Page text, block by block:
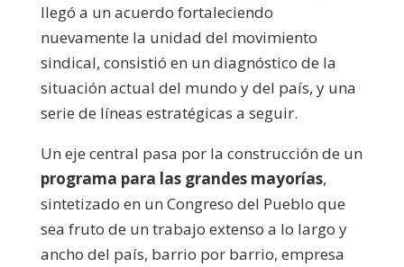
llegó a un acuerdo fortaleciendo
nuevamente la unidad del movimiento
sindical, consistió en un diagnóstico de la
situación actual del mundo y del país, y una
serie de líneas estratégicas a seguir.
Un eje central pasa por la construcción de un
programa para las grandes mayorías,
sintetizado en un Congreso del Pueblo que
sea fruto de un trabajo extenso a lo largo y
ancho del país, barrio por barrio, empresa